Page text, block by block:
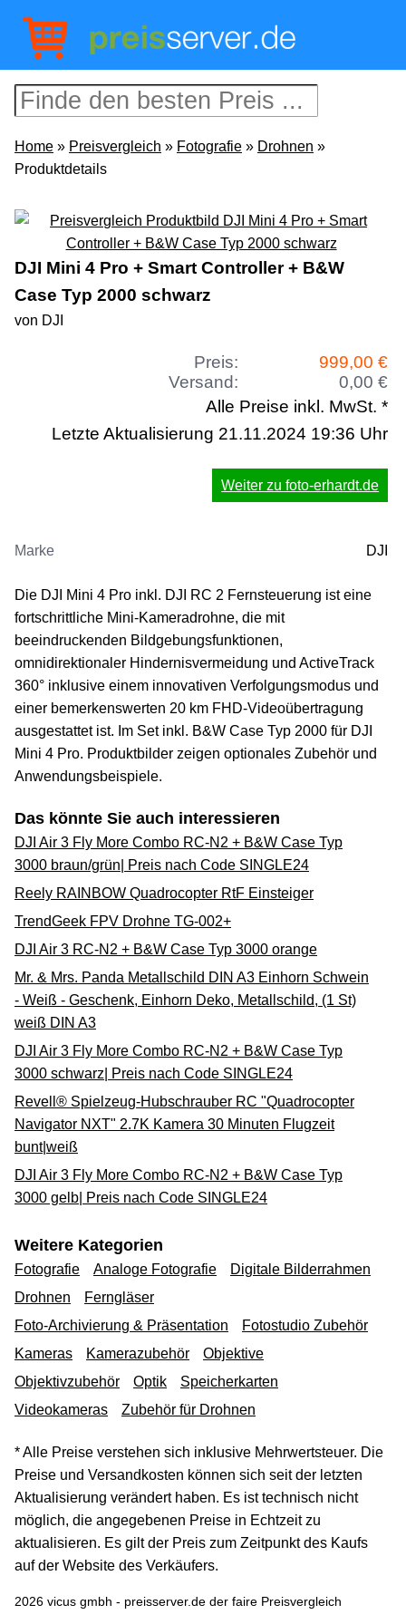
Home » Preisvergleich » Fotografie » Drohnen »
Produktdetails
DJI Mini 4 Pro + Smart Controller + B&W
Case Typ 2000 schwarz
von DJI
Preis:
999,00 €
Versand:
0,00 €
Alle Preise inkl. MwSt. *
Letzte Aktualisierung 21.11.2024 19:36 Uhr
Weiter zu foto-erhardt.de
Marke DJI
Die DJI Mini 4 Pro inkl. DJI RC 2 Fernsteuerung ist eine
fortschrittliche Mini-Kameradrohne, die mit
beeindruckenden Bildgebungsfunktionen,
omnidirektionaler Hindernisvermeidung und ActiveTrack
360° inklusive einem innovativen Verfolgungsmodus und
einer bemerkenswerten 20 km FHD-Videoübertragung
ausgestattet ist. Im Set inkl. B&W Case Typ 2000 für DJI
Mini 4 Pro. Produktbilder zeigen optionales Zubehör und
Anwendungsbeispiele.
Das könnte Sie auch interessieren
DJI Air 3 Fly More Combo RC-N2 + B&W Case Typ
3000 braun/grün| Preis nach Code SINGLE24
Reely RAINBOW Quadrocopter RtF Einsteiger
TrendGeek FPV Drohne TG-002+
DJI Air 3 RC-N2 + B&W Case Typ 3000 orange
Mr. & Mrs. Panda Metallschild DIN A3 Einhorn Schwein
- Weiß - Geschenk, Einhorn Deko, Metallschild, (1 St)
weiß DIN A3
DJI Air 3 Fly More Combo RC-N2 + B&W Case Typ
3000 schwarz| Preis nach Code SINGLE24
Revell® Spielzeug-Hubschrauber RC "Quadrocopter
Navigator NXT" 2.7K Kamera 30 Minuten Flugzeit
bunt|weiß
DJI Air 3 Fly More Combo RC-N2 + B&W Case Typ
3000 gelb| Preis nach Code SINGLE24
Weitere Kategorien
Fotografie Analoge Fotografie
Digitale Bilderrahmen
Drohnen
Ferngläser
Foto-Archivierung & Präsentation
Fotostudio Zubehör
Kameras
Kamerazubehör
Objektive
Objektivzubehör
Optik
Speicherkarten
Videokameras
Zubehör für Drohnen
* Alle Preise verstehen sich inklusive Mehrwertsteuer. Die
Preise und Versandkosten können sich seit der letzten
Aktualisierung verändert haben. Es ist technisch nicht
möglich, die angegebenen Preise in Echtzeit zu
aktualisieren. Es gilt der Preis zum Zeitpunkt des Kaufs
auf der Website des Verkäufers.
2026 vicus gmbh - preisserver.de der faire Preisvergleich